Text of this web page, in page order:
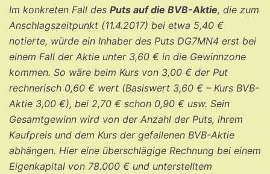
Im konkreten Fall des Puts auf die BVB-Aktie, die zum
Anschlagszeitpunkt (11.4.2017) bei etwa 5,40 €
notierte, würde ein Inhaber des Puts DG7MN4 erst bei
einem Fall der Aktie unter 3,60 € in die Gewinnzone
kommen. So wäre beim Kurs von 3,00 € der Put
rechnerisch 0,60 € wert (Basiswert 3,60 € – Kurs BVB-
Aktie 3,00 €), bei 2,70 € schon 0,90 € usw. Sein
Gesamtgewinn wird von der Anzahl der Puts, ihrem
Kaufpreis und dem Kurs der gefallenen BVB-Aktie
abhängen. Hier eine überschlägige Rechnung bei einem
Eigenkapital von 78.000 € und unterstelltem